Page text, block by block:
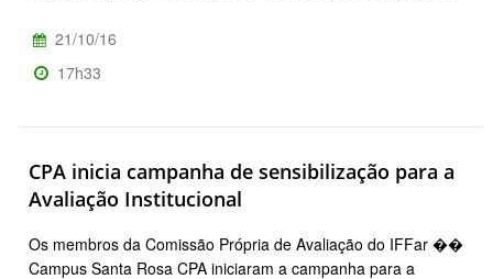
21/10/16
17h33
CPA inicia campanha de sensibilização para a
Avaliação Institucional
Os membros da Comissão Própria de Avaliação do IFFar ��
Campus Santa Rosa CPA iniciaram a campanha para a